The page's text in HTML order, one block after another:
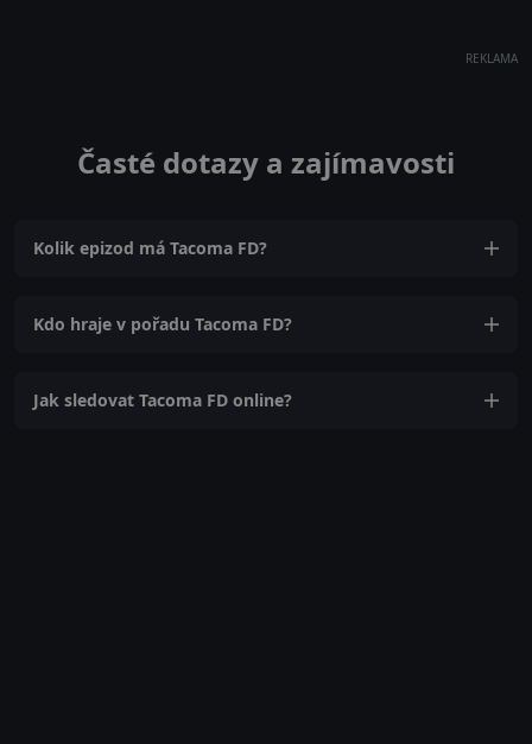
REKLAMA
Časté dotazy a zajímavosti
Kolik epizod má Tacoma FD?
Kdo hraje v pořadu Tacoma FD?
Jak sledovat Tacoma FD online?